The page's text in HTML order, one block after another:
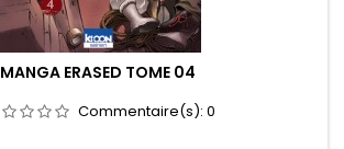
MANGA ERASED TOME 04
Commentaire(s): 0